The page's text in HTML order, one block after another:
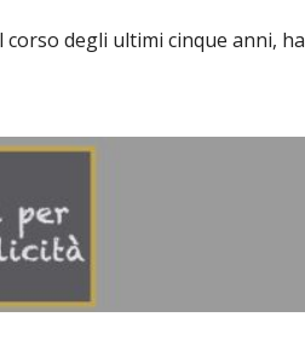
degli ultimi cinque anni, ha